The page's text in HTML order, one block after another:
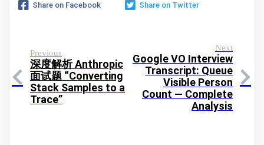
Share on Facebook Share on Twitter
Previous
深度解析 Anthropic
面试题 “Converting
Stack Samples to a
Trace”
Next
Google VO Interview
Transcript: Queue
Visible Person
Count — Complete
Analysis